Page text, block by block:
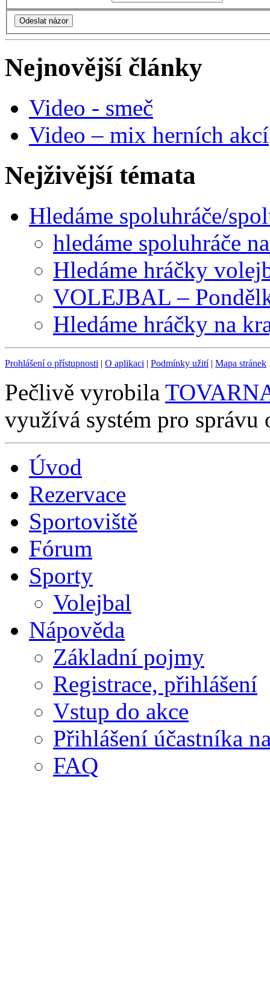
Nejnovější články
Video - smeč
Video – mix herních akcí
Nejživější témata
Hledáme spoluhráče/
hledáme spoluhráče
Hledáme hráčky
VOLEJBAL –
Hledáme hráčky na
Prohlášení o přístupnosti | O aplikaci | Podmínky užití| Mapa stránek
Pečlivě vyrobila
využívá systém pro správu
Úvod
Rezervace
Sportoviště
Fórum
Sporty
Volejbal
Nápověda
Základní pojmy
Registrace, přihlášení
Vstup do akce
Přihlášení účastníka
FAQ